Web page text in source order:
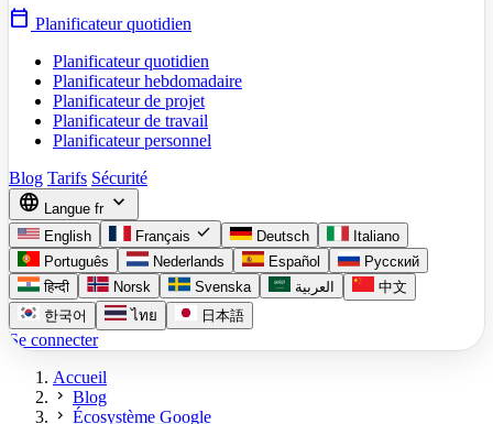
calendar_today Planificateur quotidien
Planificateur quotidien
Planificateur hebdomadaire
Planificateur de projet
Planificateur de travail
Planificateur personnel
Blog Tarifs Sécurité
language Langue fr expand_more
English Français check Deutsch
Italiano
Português
Nederlands Español
Русский
हिन्दी
Norsk Svenska العربية
中文
한국어
ไทย 日本語
Se connecter
Accueil
chevron_right Blog
chevron_right Écosystème Google